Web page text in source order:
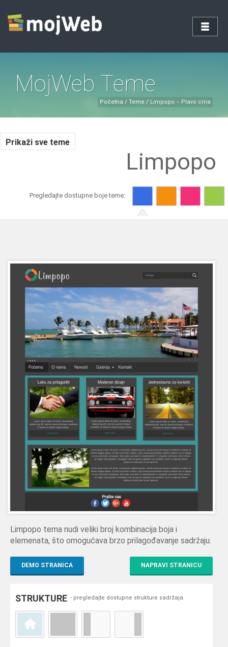
MojWeb Teme
Početna / Teme / Limpopo – Plavo crna
Prikaži sve teme
Limpopo
Pregledajte dostupne boje teme:
Limpopo tema nudi veliki broj kombinacija boja i
elemenata, što omogućava brzo prilagođavanje sadržaju.
DEMO STRANICA NAPRAVI STRANICU
STRUKTURE - pregledajte dostupne strukture sadržaja